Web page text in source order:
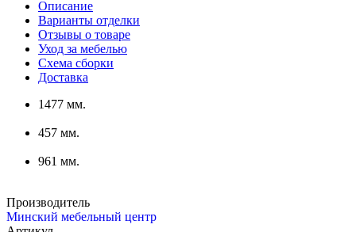
Описание
Варианты отделки
Отзывы о товаре
Уход за мебелью
Схема сборки
Доставка
1477 мм.
457 мм.
961 мм.
Производитель
Минский мебельный центр